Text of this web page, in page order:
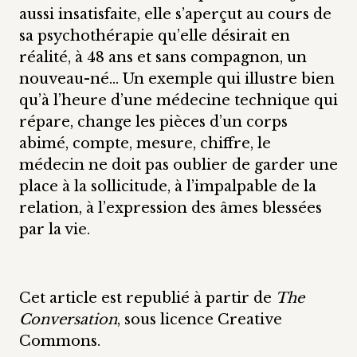
aussi insatisfaite, elle s’aperçut au cours de
sa psychothérapie qu’elle désirait en
réalité, à 48 ans et sans compagnon, un
nouveau-né… Un exemple qui illustre bien
qu’à l’heure d’une médecine technique qui
répare, change les pièces d’un corps
abimé, compte, mesure, chiffre, le
médecin ne doit pas oublier de garder une
place à la sollicitude, à l’impalpable de la
relation, à l’expression des âmes blessées
par la vie.
Cet article est republié à partir de The
Conversation, sous licence Creative
Commons.